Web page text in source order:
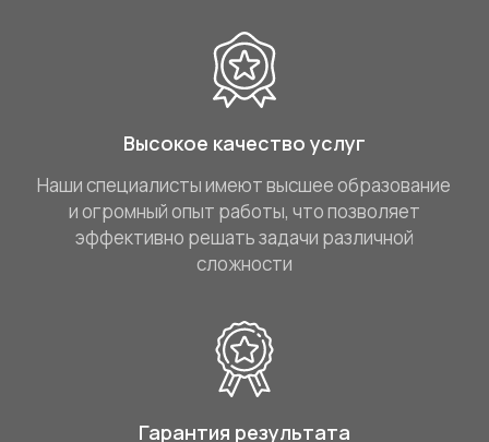
Высокое качество услуг
Наши специалисты имеют высшее образование
и огромный опыт работы, что позволяет
эффективно решать задачи различной
сложности
Гарантия результата